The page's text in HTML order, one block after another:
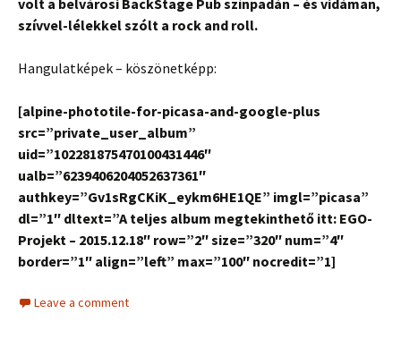
volt a belvárosi BackStage Pub színpadán – és vidáman,
szívvel-lélekkel szólt a rock and roll.
Hangulatképek – köszönetképp:
[alpine-phototile-for-picasa-and-google-plus
src=”private_user_album”
uid=”102281875470100431446″
ualb=”6239406204052637361″
authkey=”Gv1sRgCKiK_eykm6HE1QE” imgl=”picasa”
dl=”1″ dltext=”A teljes album megtekinthető itt: EGO-
Projekt – 2015.12.18″ row=”2″ size=”320″ num=”4″
border=”1″ align=”left” max=”100″ nocredit=”1]
Leave a comment